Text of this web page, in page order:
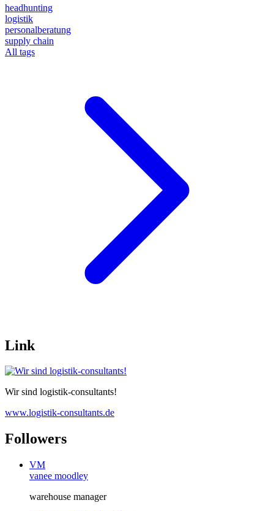
headhunting
logistik
personalberatung
supply chain
All tags
Link
Wir sind logistik-consultants!
www.logistik-consultants.de
Followers
VM
vanee moodley
warehouse manager